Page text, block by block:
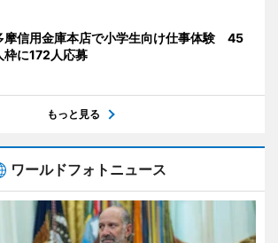
摩信用金庫本店で小学生向け仕事体験 45
枠に172人応募
もっと見る
ワールドフォトニュース